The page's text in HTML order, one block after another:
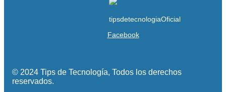
Facebook
© 2024 Tips de Tecnología, Todos los derechos
reservados.